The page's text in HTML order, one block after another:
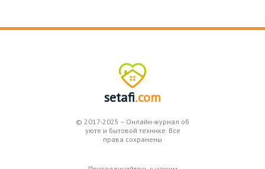
setafi.com
© 2017-2025 – Онлайн-журнал об
уюте и бытовой технике. Все
права сохранены